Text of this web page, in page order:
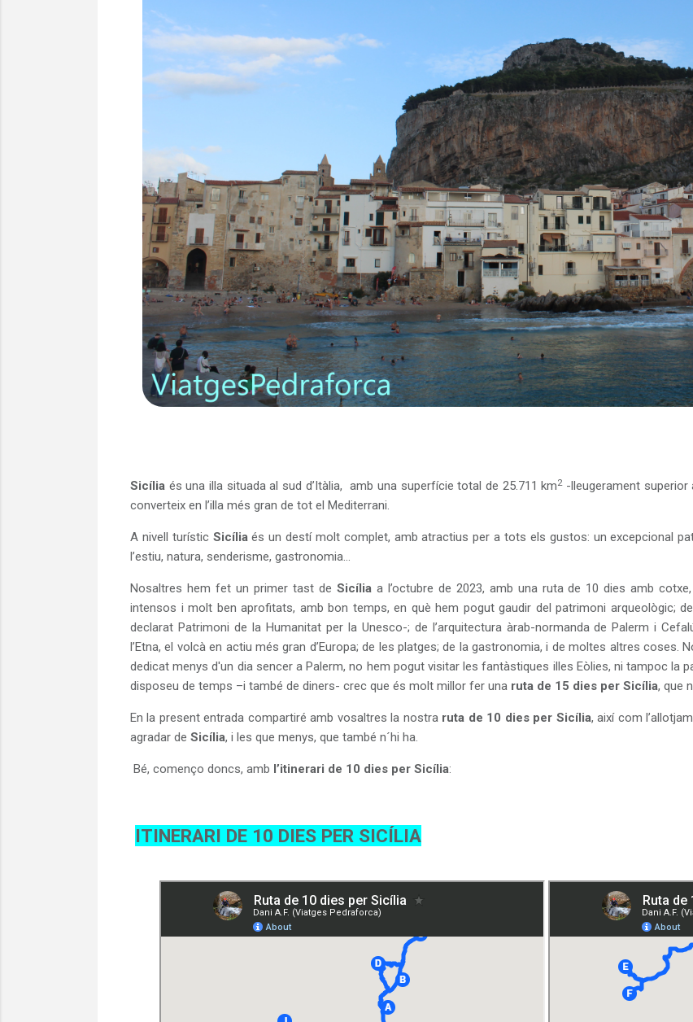
Sicília és una illa situada al sud d’Itàlia, amb una superfície total de 25.711 km2-lleugerament superior
converteix en l’illa més gran de tot el Mediterrani.
A nivell turístic Sicíliaés un destí molt complet, amb atractius per a tots els gustos: un excepcional
l’estiu, natura, senderisme, gastronomia...
Nosaltres hem fet un primer tast de Sicíliaa l’octubre de 2023, amb una ruta de 10 dies amb
intensos i molt ben aprofitats, amb bon temps, en què hem pogut gaudir del patrimoni arqueològic;
declarat Patrimoni de la Humanitat per la Unesco-; de l’arquitectura àrab-normanda de Palerm i
l’Etna, el volcà en actiu més gran d’Europa; de les platges; de la gastronomia, i de moltes altres coses.
dedicat menys d'un dia sencer a Palerm, no hem pogut visitar les fantàstiques illes Eòlies, ni tampoc la
disposeu de temps –i també de diners- crec que és molt millor fer una ruta de 15 dies per Sicília, que
En la present entrada compartiré amb vosaltres la nostra ruta de 10 dies per Sicília, així com
agradar de Sicília, i les que menys, que també n´hi ha.
Bé, començo doncs, amb l’itinerari de 10 dies per Sicília:
ITINERARI DE 10 DIES PER SICÍLIA